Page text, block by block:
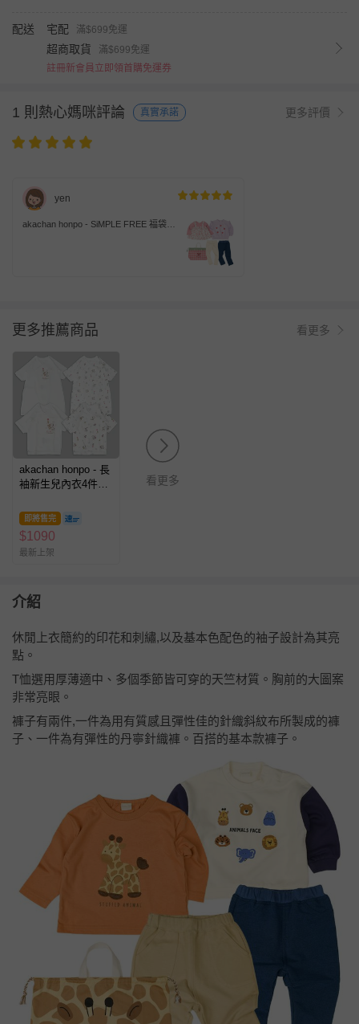
配送 宅配 滿$699免運
超商取貨
滿$699免運
註冊新會員立即領首購免運券
1 則熱心媽咪評論 真實承諾 更多評價
yen
akachan honpo - SiMPLE FREE 福袋-
更多推薦商品 看更多
akachan honpo - 長
袖新生兒內衣4件組-
(50~60cm)
即將售完
$1090
最新上架
看更多
介紹
休閒上衣簡約的印花和刺繡,以及基本色配色的袖子設計為其亮
點。
T恤選用厚薄適中、多個季節皆可穿的天竺材質。胸前的大圖案
非常亮眼。
褲子有兩件,一件為用有質感且彈性佳的針織斜紋布所製成的褲
子、一件為有彈性的丹寧針織褲。百搭的基本款褲子。